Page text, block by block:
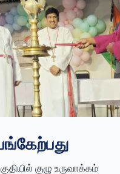
குழு உருவாக்கம்